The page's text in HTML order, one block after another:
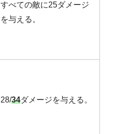
すべての敵に25ダメージ
を与える。
28/34ダメージを与える。